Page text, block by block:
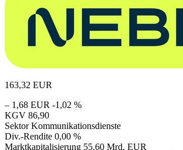
163,32 EUR
– 1,68 EUR -1,02 %
KGV 86,90
Sektor Kommunikationsdienste
Div.-Rendite 0,00 %
Marktkapitalisierung 55,60 Mrd. EUR